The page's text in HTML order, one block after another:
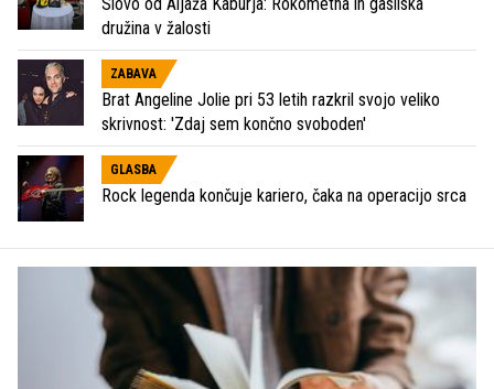
Slovo od Aljaža Kaburja: Rokometna in gasilska
družina v žalosti
ZABAVA
Brat Angeline Jolie pri 53 letih razkril svojo veliko
skrivnost: 'Zdaj sem končno svoboden'
GLASBA
Rock legenda končuje kariero, čaka na operacijo srca